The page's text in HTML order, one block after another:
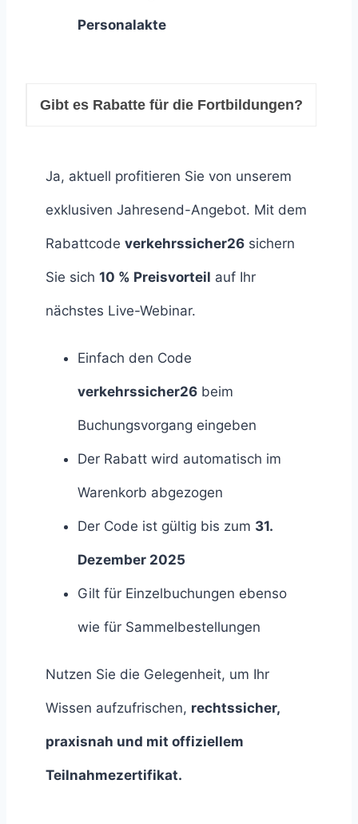
Personalakte
Gibt es Rabatte für die Fortbildungen?
Ja, aktuell profitieren Sie von unserem
exklusiven Jahresend-Angebot. Mit dem
Rabattcode verkehrssicher26 sichern
Sie sich 10 % Preisvorteil auf Ihr
nächstes Live-Webinar.
Einfach den Code
verkehrssicher26 beim
Buchungsvorgang eingeben
Der Rabatt wird automatisch im
Warenkorb abgezogen
Der Code ist gültig bis zum 31.
Dezember 2025
Gilt für Einzelbuchungen ebenso
wie für Sammelbestellungen
Nutzen Sie die Gelegenheit, um Ihr
Wissen aufzufrischen, rechtssicher,
praxisnah und mit offiziellem
Teilnahmezertifikat.